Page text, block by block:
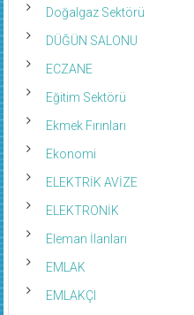
Doğalgaz Sektörü
DÜĞÜN SALONU
ECZANE
Eğitim Sektörü
Ekmek Fırınları
Ekonomi
ELEKTRİK AVİZE
ELEKTRONİK
Eleman İlanları
EMLAK
EMLAKÇI